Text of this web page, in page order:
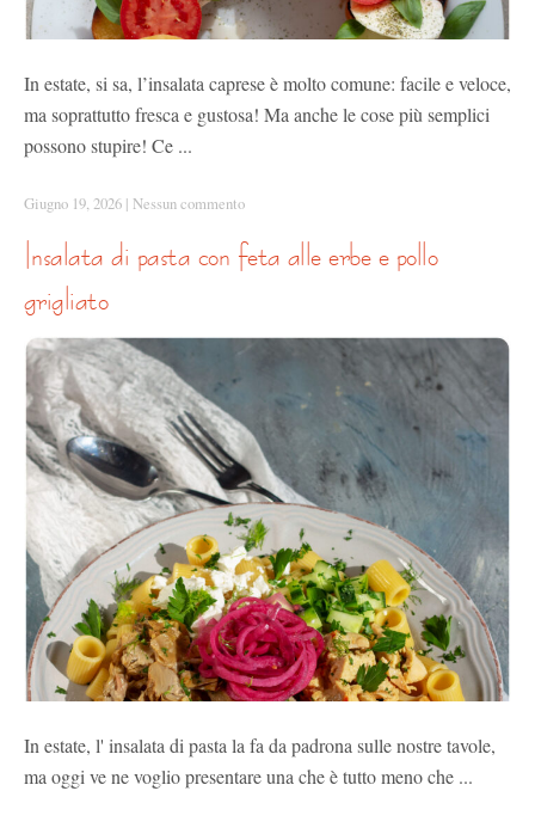
In estate, si sa, l’insalata caprese è molto comune: facile e veloce,
ma soprattutto fresca e gustosa! Ma anche le cose più semplici
possono stupire! Ce ...
Giugno 19, 2026 | Nessun commento
grigliato
In estate, l' insalata di pasta la fa da padrona sulle nostre tavole,
ma oggi ve ne voglio presentare una che è tutto meno che ...